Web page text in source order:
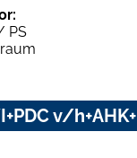
PS
v/h+AHK+